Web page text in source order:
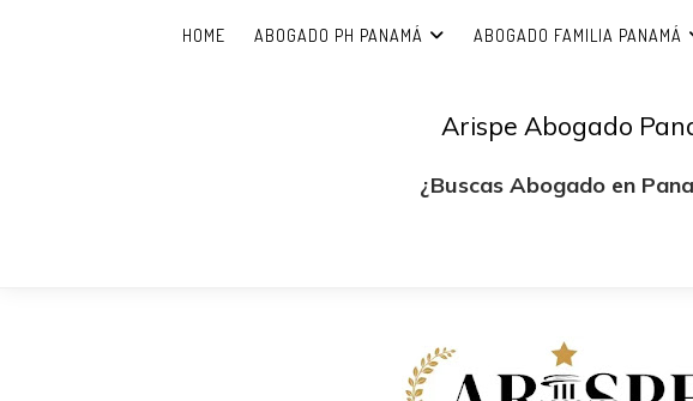
HOME ABOGADO PH PANAMÁ ABOGADO FAMILIA PANAMÁ
Arispe Abogado
¿Buscas Abogado en